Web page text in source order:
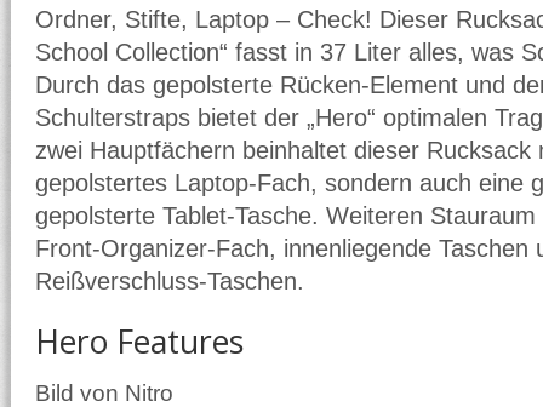
Ordner, Stifte, Laptop – Check! Dieser
School Collection“ fasst in 37 Liter alles, was
Durch das gepolsterte Rücken-Element und
Schulterstraps bietet der „Hero“ optimalen
zwei Hauptfächern beinhaltet dieser Rucksack
gepolstertes Laptop-Fach, sondern auch eine
gepolsterte Tablet-Tasche. Weiteren
Front-Organizer-Fach, innenliegende Taschen
Reißverschluss-Taschen.
Hero Features
Bild von Nitro